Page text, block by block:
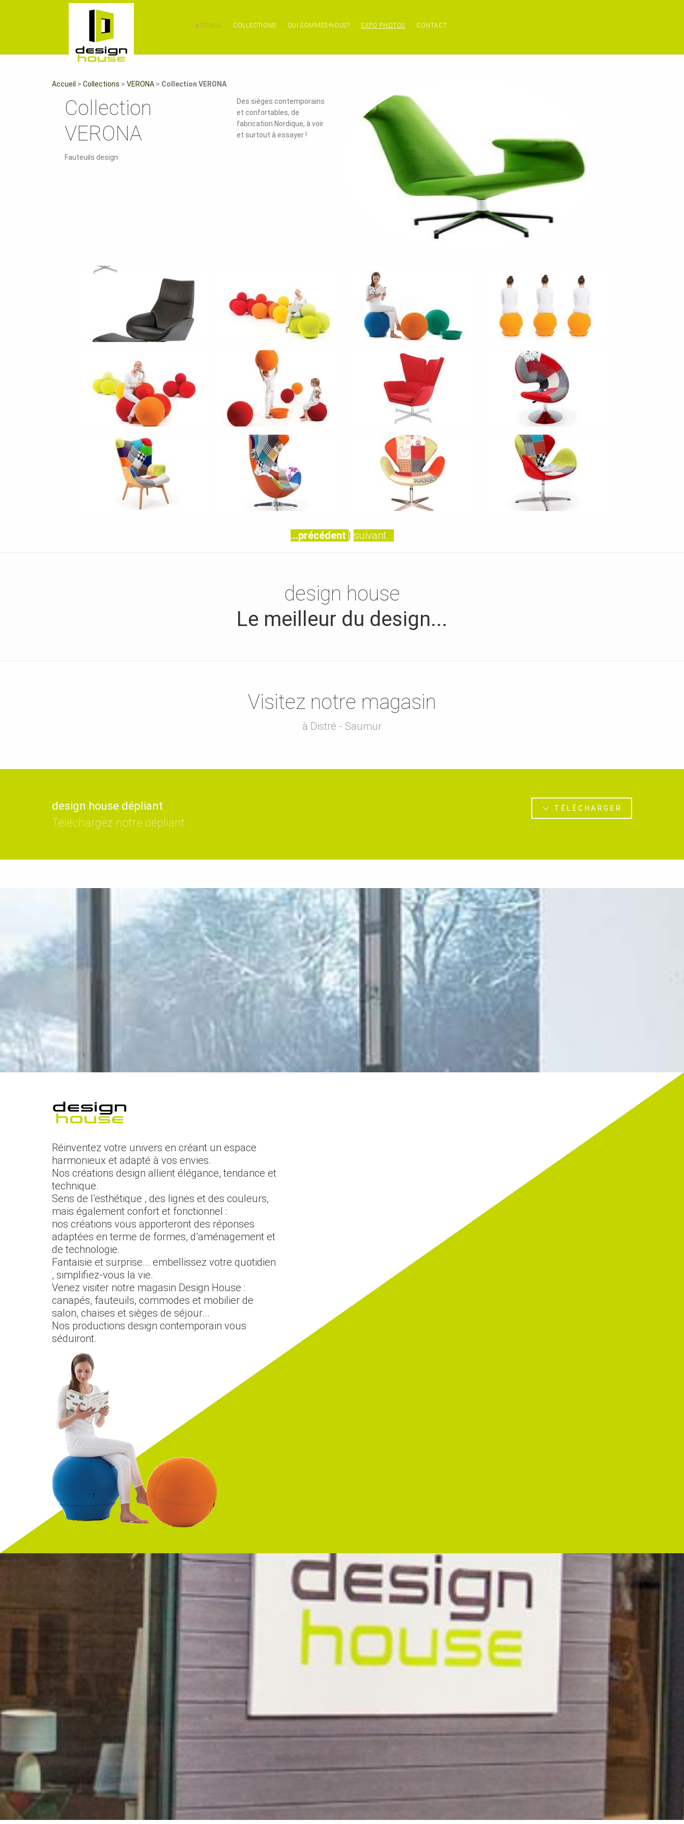
ACCUEIL COLLECTIONS QUI SOMMES-NOUS? EXPO PHOTOS CONTACT
Accueil > Collections > VERONA > Collection VERONA
Collection
VERONA
Fauteuils design
Des sièges contemporains
et confortables, de
fabrication Nordique, à voir
et surtout à essayer !
...précédent | suivant...
design house
Le meilleur du design...
Visitez notre magasin
à Distré - Saumur
design house dépliant
Téléchargez notre dépliant
TÉLÉCHARGER
Réinventez votre univers en créant un espace
harmonieux et adapté à vos envies.
Nos créations design allient élégance, tendance et
technique.
Sens de l’esthétique , des lignes et des couleurs,
mais également confort et fonctionnel :
nos créations vous apporteront des réponses
adaptées en terme de formes, d’aménagement et
de technologie.
Fantaisie et surprise... embellissez votre quotidien
, simplifiez-vous la vie.
Venez visiter notre magasin Design House :
canapés, fauteuils, commodes et mobilier de
salon, chaises et sièges de séjour...
Nos productions design contemporain vous
séduiront.